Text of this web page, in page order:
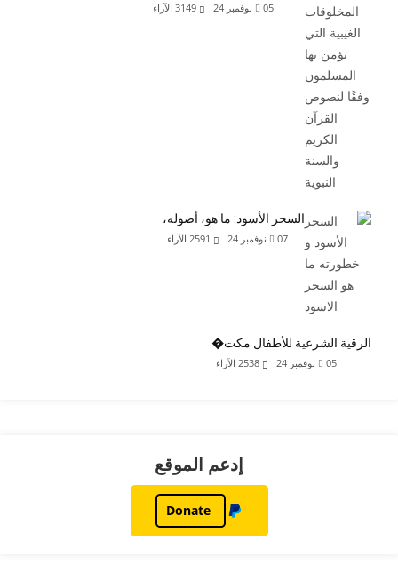
05 نوفمبر 24 الآراء
السحر الأسود: ما هو، أصوله،
07 نوفمبر 24 الآراء
الرقية الشرعية للأطفال مكت�
05 نوفمبر 24 الآراء
إدعم الموقع
Donate